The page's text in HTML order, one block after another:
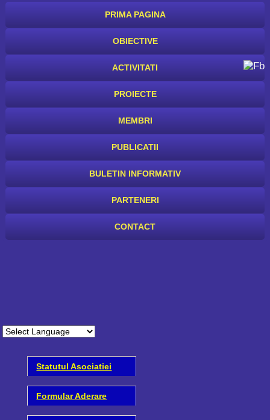
PRIMA PAGINA
OBIECTIVE
ACTIVITATI
PROIECTE
MEMBRI
PUBLICATII
BULETIN INFORMATIV
PARTENERI
CONTACT
Statutul Asociatiei
Formular Aderare